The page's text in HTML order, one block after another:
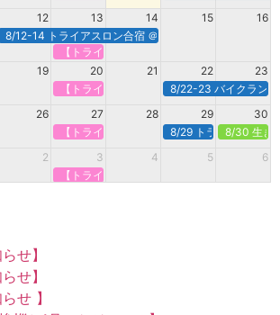
12 13 14 15
16
宿＠白馬
8/12-14 トライアスロン合宿 ＠諏訪・蓼科
スロンで強くなる】定期オンライン＠火曜
【トライアスロンで強くなる】定期オンラ
19 20 21 22
23
スロンで強くなる】定期オンライン＠火曜
【トライアスロンで強くなる】定期オンラ
8/22-23 バイクラン
26 27 28 29
30
スロンで強くなる】定期オンライン＠火曜
【トライアスロンで強くなる】定期オンラ
8/29 トライアスロン
8/30 生き
2 3 4 5
6
スロンで強くなる】定期オンライン＠火曜
【トライアスロンで強くなる】定期オンラ
せ】
せ】
せ 】